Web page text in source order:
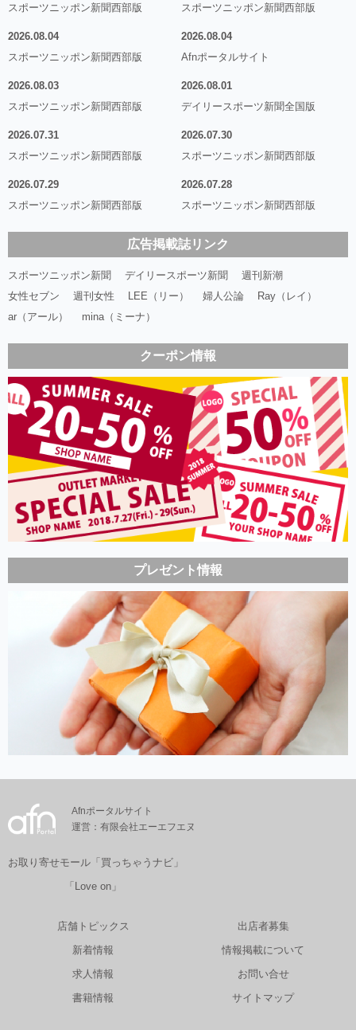
スポーツニッポン新聞西部版
スポーツニッポン新聞西部版
2026.08.04
スポーツニッポン新聞西部版
2026.08.04
Afnポータルサイト
2026.08.03
スポーツニッポン新聞西部版
2026.08.01
デイリースポーツ新聞全国版
2026.07.31
スポーツニッポン新聞西部版
2026.07.30
スポーツニッポン新聞西部版
2026.07.29
スポーツニッポン新聞西部版
2026.07.28
スポーツニッポン新聞西部版
広告掲載誌リンク
スポーツニッポン新聞 デイリースポーツ新聞
週刊新潮
女性セブン
週刊女性 LEE（リー） 婦人公論
Ray（レイ）
ar（アール）
mina（ミーナ）
クーポン情報
プレゼント情報
Afnポータルサイト
運営：有限会社エーエフエヌ
お取り寄せモール「買っちゃうナビ」
「Love on」
店舗トピックス
新着情報
求人情報
書籍情報
出店者募集
情報掲載について
お問い合せ
サイトマップ